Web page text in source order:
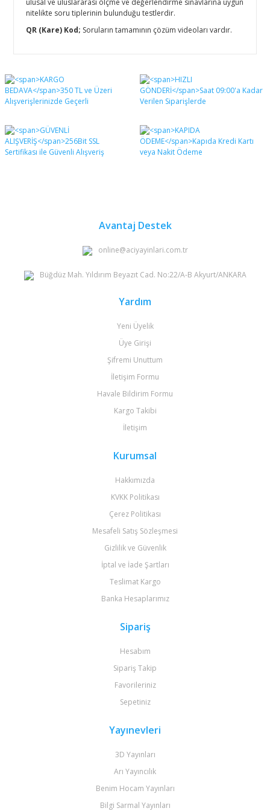
ulusal ve uluslararası ölçme ve değerlendirme sınavlarına uygun
nitelikte soru tiplerinin bulunduğu testlerdir.
QR (Kare) Kod; Soruların tamamının çözüm videoları vardır.
Bu ürüne ilk yorumu siz yapın!
Yorum Yaz
Bu ürünün fiyat bilgisi, resim, ürün açıklamalarında ve
diğer konularda yetersiz gördüğünüz noktaları öneri
formunu kullanarak tarafımıza iletebilirsiniz.
Görüş ve önerileriniz için teşekkür ederiz.
Ürün resmi kalitesiz, bozuk veya görüntülenemiyor.
Ürün açıklamasında eksik bilgiler bulunuyor.
Avantaj Destek
online@aciyayinlari.com.tr
Büğdüz Mah. Yıldırım Beyazıt Cad. No:22/A-B Akyurt/ANKARA
Yardım
Yeni Üyelik
Üye Girişi
Şifremi Unuttum
İletişim Formu
Havale Bildirim Formu
Kargo Takibi
İletişim
Kurumsal
Hakkımızda
KVKK Politikası
Çerez Politikası
Mesafeli Satış Sözleşmesi
Gizlilik ve Güvenlik
İptal ve İade Şartları
Teslimat Kargo
Banka Hesaplarımız
Sipariş
Hesabım
Sipariş Takip
Favorileriniz
Sepetiniz
Yayınevleri
3D Yayınları
Arı Yayıncılık
Benim Hocam Yayınları
Bilgi Sarmal Yayınları